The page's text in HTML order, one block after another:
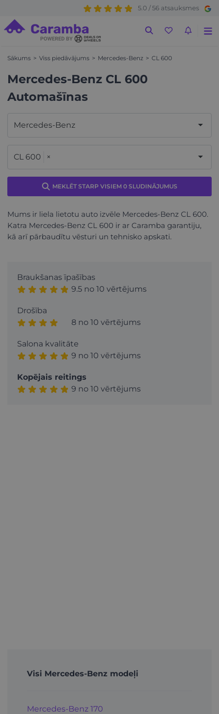
5.0 / 56 atsauksmes
Sākums Viss piedāvājums Mercedes-Benz CL 600
Mercedes-Benz CL 600
Automašīnas
Mercedes-Benz
CL 600 ×
MEKLĒT STARP VISIEM 0 SLUDINĀJUMUS
Mums ir liela lietotu auto izvēle Mercedes-Benz CL 600.
Katra Mercedes-Benz CL 600 ir ar Caramba garantiju,
kā arī pārbaudītu vēsturi un tehnisko apskati.
Braukšanas īpašības
9.5 no 10 vērtējums
Drošība
8 no 10 vērtējums
Salona kvalitāte
9 no 10 vērtējums
Kopējais reitings
9 no 10 vērtējums
Visi Mercedes-Benz modeļi
Mercedes-Benz 170